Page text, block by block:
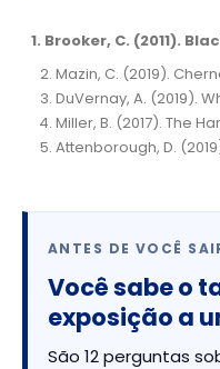
1. Brooker, C. (2011).
Mazin, C. (2019).
DuVernay, A. (2019).
Miller, B. (2017). The
Attenborough, D.
ANTES DE VOCÊ
Você sabe o
exposição a
São 12 perguntas